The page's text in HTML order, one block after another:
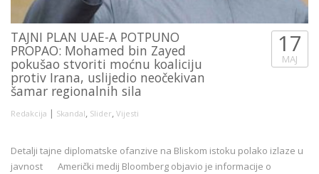
TAJNI PLAN UAE-A POTPUNO
PROPAO: Mohamed bin Zayed
pokušao stvoriti moćnu koaliciju
protiv Irana, uslijedio neočekivan
šamar regionalnih sila
Redakcija | Skandal, Slider, Vijesti
17
MAJ
Detalji tajne diplomatske ofanzive na Bliskom istoku polako izlaze u
javnost Američki medij Bloomberg objavio je informacije o